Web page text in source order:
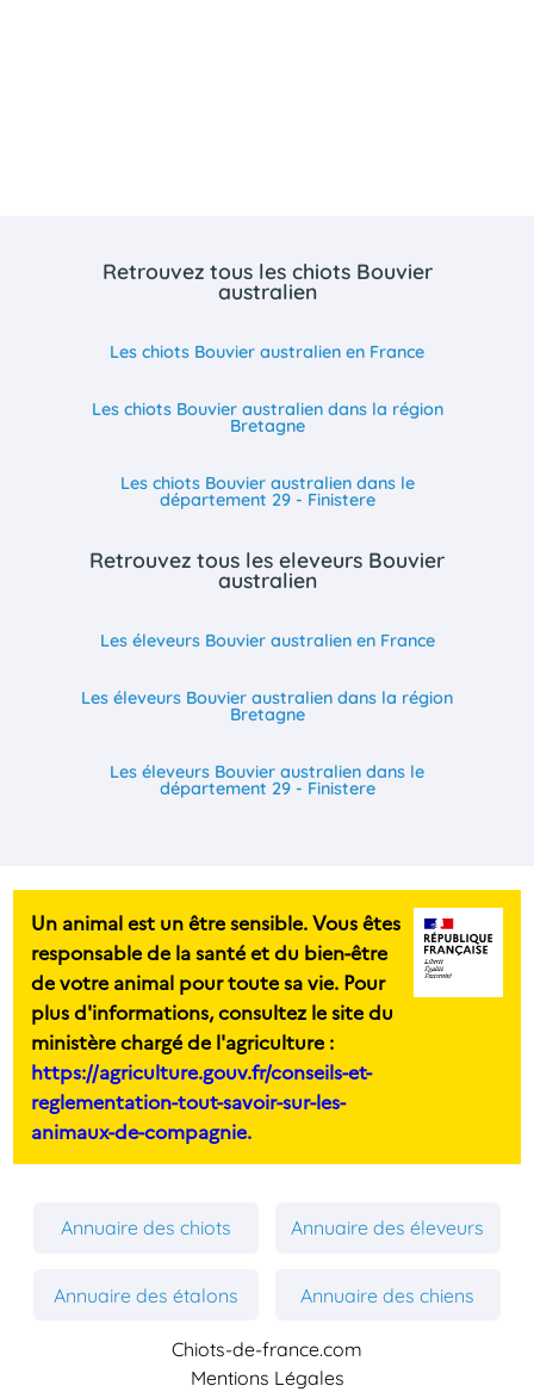
Retrouvez tous les chiots Bouvier
australien
Les chiots Bouvier australien en France
Les chiots Bouvier australien dans la région
Bretagne
Les chiots Bouvier australien dans le
département 29 - Finistere
Retrouvez tous les eleveurs Bouvier
australien
Les éleveurs Bouvier australien en France
Les éleveurs Bouvier australien dans la région
Bretagne
Les éleveurs Bouvier australien dans le
département 29 - Finistere
Un animal est un être sensible. Vous êtes
responsable de la santé et du bien-être
de votre animal pour toute sa vie. Pour
plus d'informations, consultez le site du
ministère chargé de l'agriculture :
https://agriculture.gouv.fr/conseils-et-
reglementation-tout-savoir-sur-les-
animaux-de-compagnie.
Annuaire des chiots Annuaire des éleveurs
Annuaire des étalons Annuaire des chiens
Chiots-de-france.com
Mentions Légales